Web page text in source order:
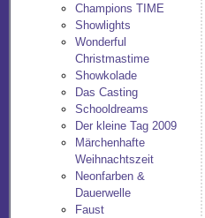
Champions TIME
Showlights
Wonderful
Christmastime
Showkolade
Das Casting
Schooldreams
Der kleine Tag 2009
Märchenhafte
Weihnachtszeit
Neonfarben &
Dauerwelle
Faust